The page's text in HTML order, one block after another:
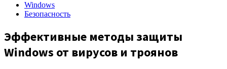
Windows
Безопасность
Эффективные методы защиты
Windows от вирусов и троянов